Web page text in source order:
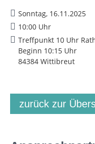
Sonntag, 16.11.2025
10:00 Uhr
Treffpunkt 10 Uhr
Beginn 10:15 Uhr
84384 Wittibreut
zurück zur